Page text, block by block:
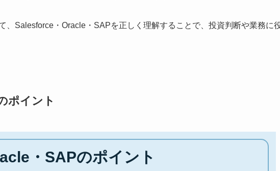
、Salesforce・Oracle・SAPを正しく理解することで、投資判断や業務に
ポイント